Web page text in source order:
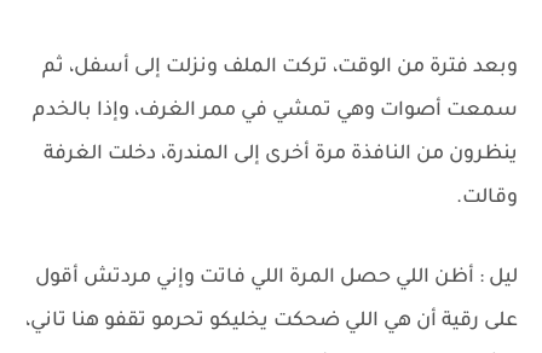
وبعد فترة من الوقت، تركت الملف ونزلت إلى أسفل، ثم
سمعت أصوات وهي تمشي في ممر الغرف، وإذا بالخدم
ينظرون من النافذة مرة أخرى إلى المندرة، دخلت الغرفة
وقالت.
ليل : أظن اللي حصل المرة اللي فاتت وإني مردتش أقول
على رقية أن هي اللي ضحكت يخليكو تحرمو تقفو هنا تاني،